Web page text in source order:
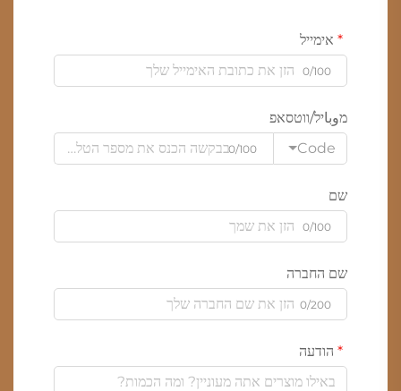
אימייל
0/100
מوباיל/ווטסאפ
Code
0/100
שם
0/100
שם החברה
0/200
הודעה